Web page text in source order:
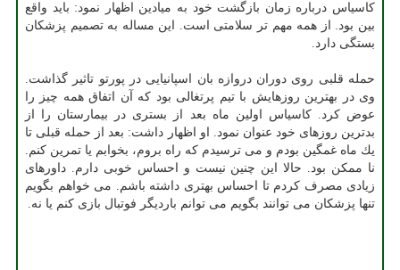
كاسیاس درباره زمان بازگشت خود به میادین اظهار نمود: باید واقع
بین بود. از همه مهم تر سلامتی است. این مساله به تصمیم پزشكان
بستگی دارد.
حمله قلبی روی دوران دروازه بان اسپانیایی در پورتو تاثیر گذاشت.
وی در بهترین روزهایش با تیم پرتغالی بود كه آن اتفاق همه چیز را
عوض كرد. كاسیاس اولین ماه بعد از بستری در بیمارستان را از
بدترین روزهای خود عنوان نمود. او اظهار داشت: بعد از حمله قبلی تا
یك ماه غمگین بودم و می ترسیدم كه راه بروم، بخوابم یا تمرین كنم.
نا ممكن بود. حالا این چنین نیست و احساس خوبی دارم. داورهای
زیادی مصرف كردم تا احساس بهتری داشته باشم. می خواهم بگویم
تنها پزشكان می توانند بگویم می توانم باردیگر فوتبال بازی كنم یا نه.